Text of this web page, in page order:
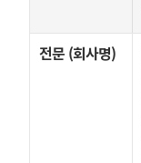
전문 (회사명)